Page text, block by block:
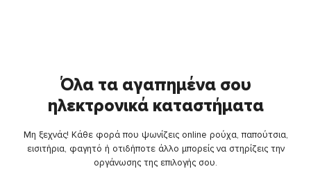
Όλα τα αγαπημένα σου
ηλεκτρονικά καταστήματα
Μη ξεχνάς! Κάθε φορά που ψωνίζεις online ρούχα, παπούτσια,
εισιτήρια, φαγητό ή οτιδήποτε άλλο μπορείς να στηρίζεις την
οργάνωσης της επιλογής σου.